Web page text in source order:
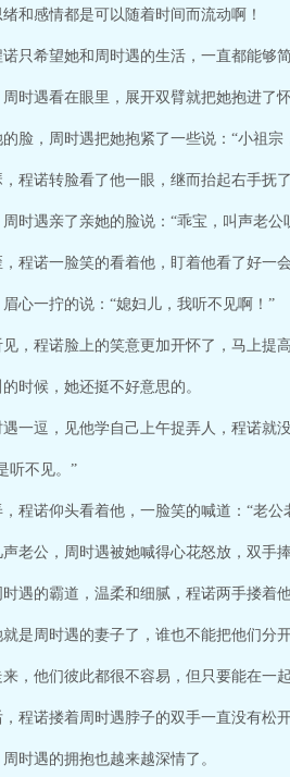
和感情都是可以随着时间而流动啊！
只希望她和周时遇的生活，一直都能够
时遇看在眼里，展开双臂就把她抱进了怀
脸，周时遇把她抱紧了一些说：“小祖
程诺转脸看了他一眼，继而抬起右手抚
时遇亲了亲她的脸说：“乖宝，叫声老公
程诺一脸笑的看着他，盯着他看了好一
心一拧的说：“媳妇儿，我听不见啊！”
，程诺脸上的笑意更加开怀了，马上提
时候，她还挺不好意思的。
一逗，见他学自己上午捉弄人，程诺就
听不见。”
程诺仰头看着他，一脸笑的喊道：“老公
老公，周时遇被她喊得心花怒放，双手
遇的霸道，温柔和细腻，程诺两手搂着
是周时遇的妻子了，谁也不能把他们分开
，他们彼此都很不容易，但只要能在一
程诺搂着周时遇脖子的双手一直没有松
时遇的拥抱也越来越深情了。